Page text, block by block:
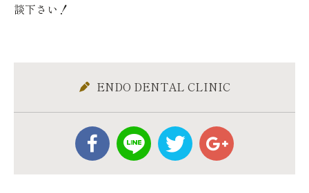
談下さい！
ENDO DENTAL CLINIC